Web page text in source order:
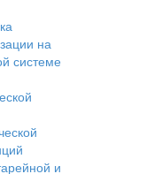
на
системе
и